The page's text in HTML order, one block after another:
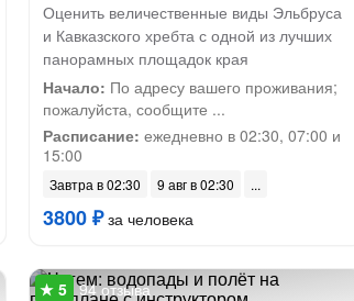
Оценить величественные виды Эльбруса
и Кавказского хребта с одной из лучших
панорамных площадок края
Начало: По адресу вашего проживания;
пожалуйста, сообщите ...
Расписание: ежедневно в 02:30, 07:00 и
15:00
Завтра в 02:30 9 авг в 02:30
3800 ₽за человека
94 отзыва